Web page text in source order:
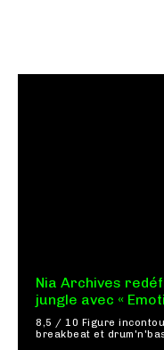
Nia Archives
jungle avec «
8,5 / 10 Figure incontournable du renouveau de la scène
breakbeat et